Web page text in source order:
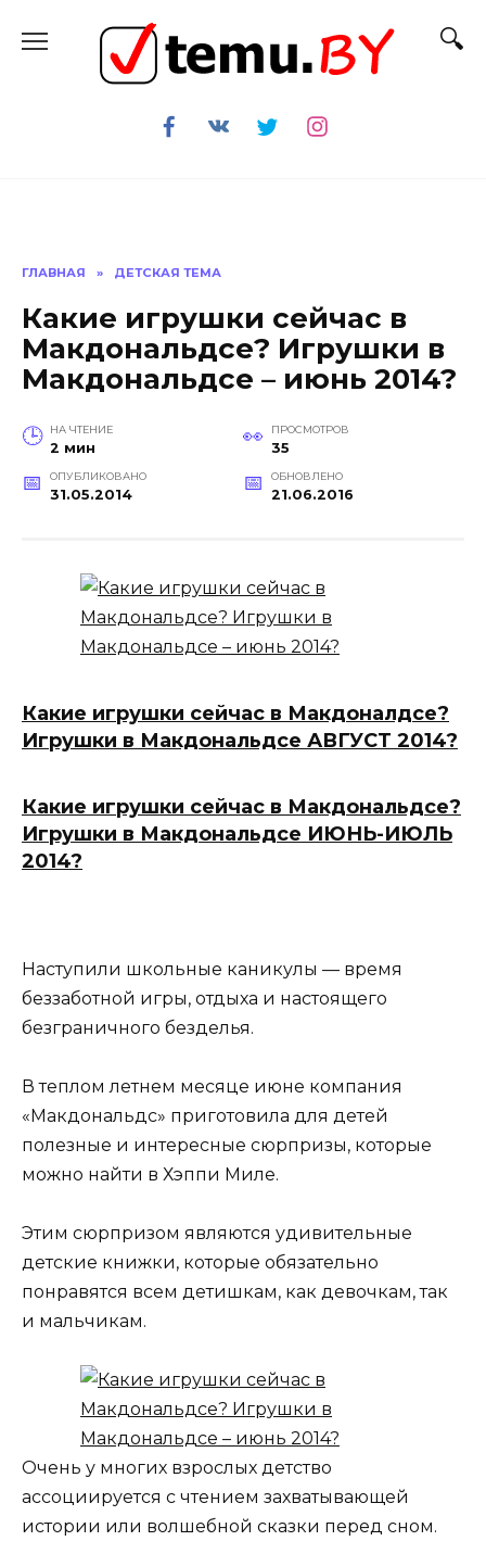
содержанию
ГЛАВНАЯ » ДЕТСКАЯ ТЕМА
Какие игрушки сейчас в
Макдональдсе? Игрушки в
Макдональдсе – июнь 2014?
НА ЧТЕНИЕ
2 мин
ПРОСМОТРОВ
35
ОПУБЛИКОВАНО
31.05.2014
ОБНОВЛЕНО
21.06.2016
Какие игрушки сейчас в Макдоналдсе?
Игрушки в Макдональдсе АВГУСТ 2014?
Какие игрушки сейчас в Макдональдсе?
Игрушки в Макдональдсе ИЮНЬ-ИЮЛЬ
2014?
Наступили школьные каникулы — время
беззаботной игры, отдыха и настоящего
безграничного безделья.
В теплом летнем месяце июне компания
«Макдональдс» приготовила для детей
полезные и интересные сюрпризы, которые
можно найти в Хэппи Миле.
Этим сюрпризом являются удивительные
детские книжки, которые обязательно
понравятся всем детишкам, как девочкам, так
и мальчикам.
Очень у многих взрослых детство
ассоциируется с чтением захватывающей
истории или волшебной сказки перед сном.